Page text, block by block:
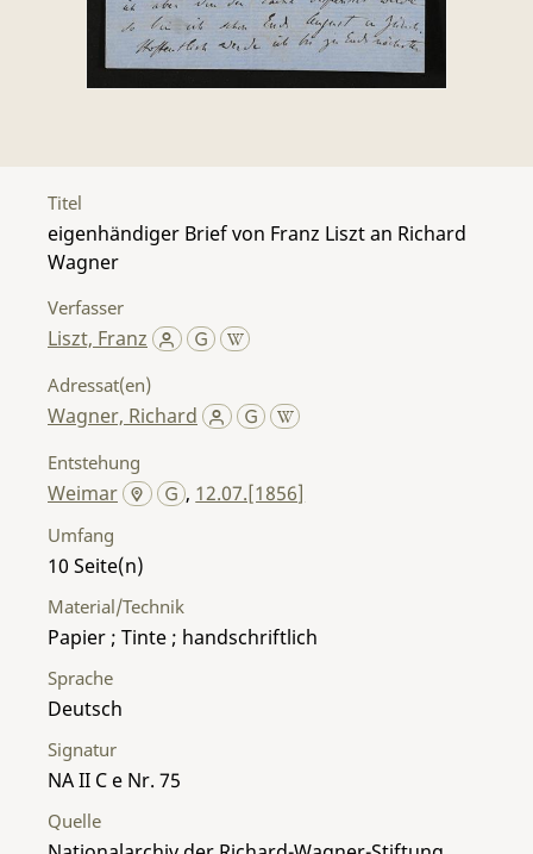
Titel
eigenhändiger Brief von Franz Liszt an Richard
Wagner
Verfasser
Liszt, Franz
Adressat(en)
Wagner, Richard
Entstehung
Weimar , 12.07.[1856]
Umfang
10
Material/Technik
Papier ; Tinte ; handschriftlich
Sprache
Deutsch
Signatur
NA II C e Nr. 75
Quelle